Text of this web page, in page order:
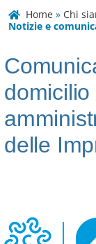
Home » Chi
Notizie e
delle